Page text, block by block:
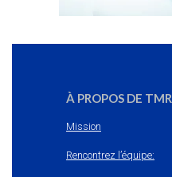
À PROPOS DE TMR
Mission
Rencontrez l’équipe: